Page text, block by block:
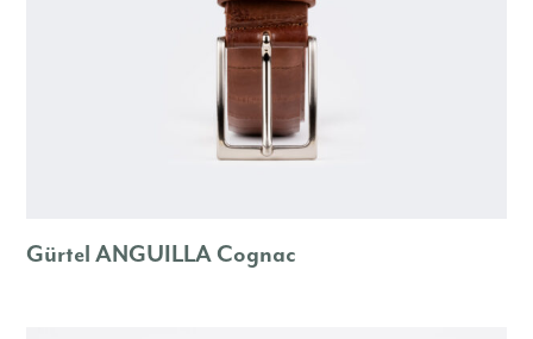
Gürtel ANGUILLA Cognac